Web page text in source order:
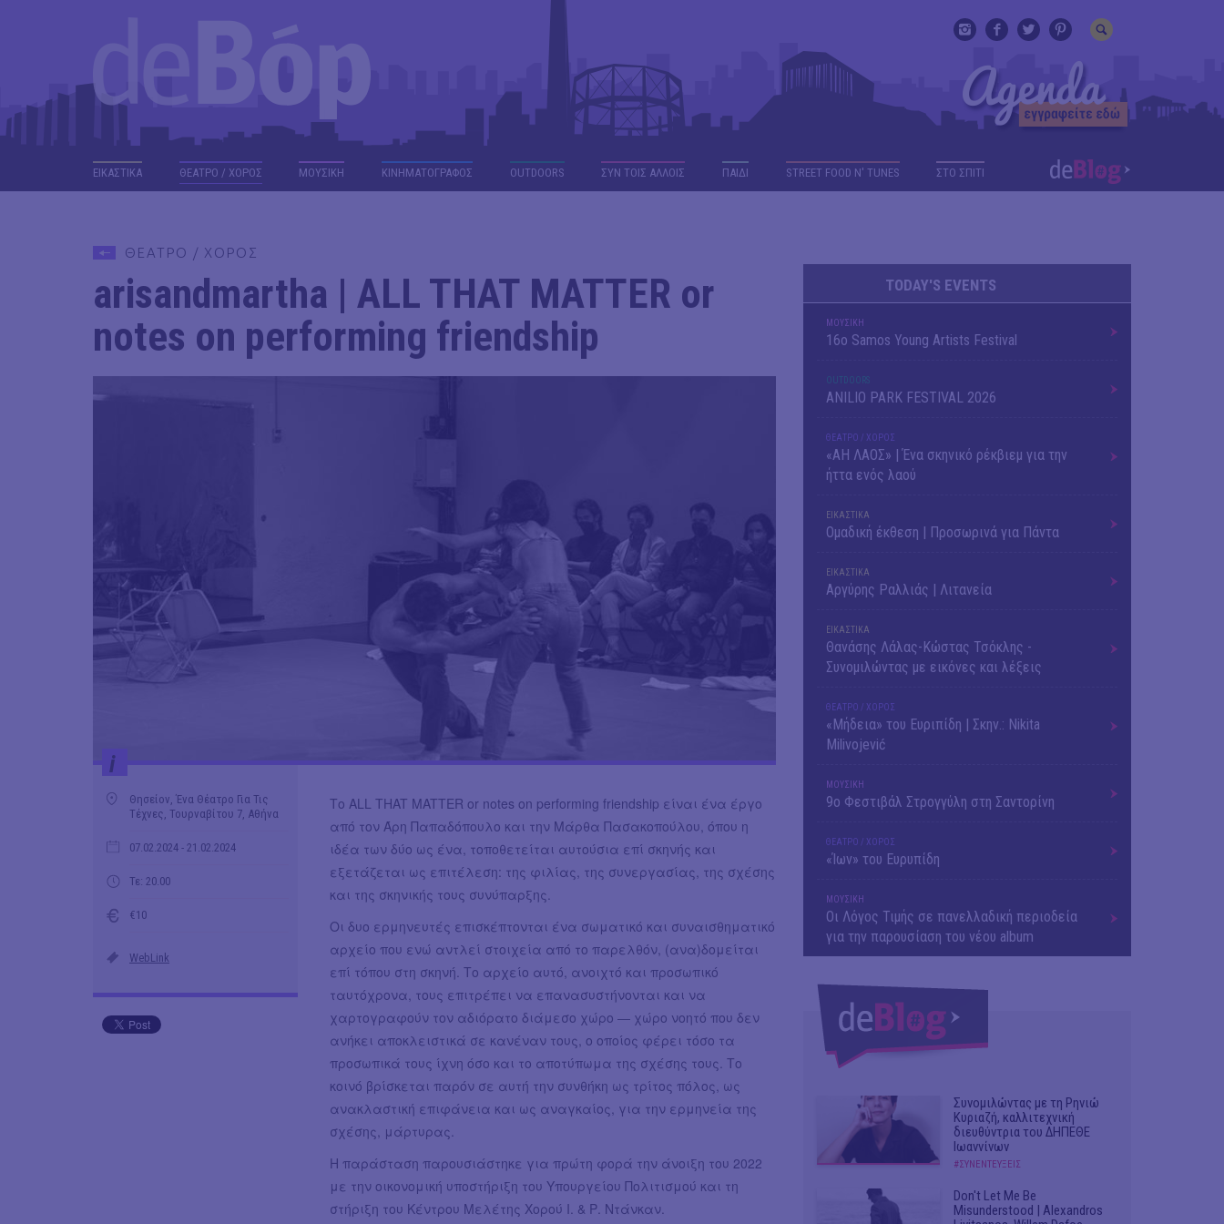
ΕΙΚΑΣΤΙΚΑ ΘΕΑΤΡΟ / ΧΟΡΟΣ ΜΟΥΣΙΚΗ ΚΙΝΗΜΑΤΟΓΡΑΦΟΣ OUTDΟORS ΣΥΝ ΤΟΙΣ ΑΛΛΟΙΣ ΠΑΙΔΙ STREET FOOD N' TUNES ΣΤΟ ΣΠΙΤΙ
ΘΕΑΤΡΟ / ΧΟΡΟΣ
arisandmartha | ALL THAT MATTER or
notes on performing friendship
i
Θησείον, Ένα Θέατρο Για Τις
Τέχνες, Τουρναβίτου 7, Αθήνα
07.02.2024 - 21.02.2024
Τε: 20.00
€10
WebLink
Το ΑLL THAT MATTER or notes on performing friendship είναι ένα έργο
από τον Άρη Παπαδόπουλο και την Μάρθα Πασακοπούλου, όπου η
ιδέα των δύο ως ένα, τοποθετείται αυτούσια επί σκηνής και
εξετάζεται ως επιτέλεση: της φιλίας, της συνεργασίας, της σχέσης
και της σκηνικής τους συνύπαρξης.
Οι δυο ερμηνευτές επισκέπτονται ένα σωματικό και συναισθηματικό
αρχείο που ενώ αντλεί στοιχεία από το παρελθόν, (ανα)δομείται
επί τόπου στη σκηνή. Το αρχείο αυτό, ανοιχτό και προσωπικό
ταυτόχρονα, τους επιτρέπει να επανασυστήνονται και να
χαρτογραφούν τον αδιόρατο διάμεσο χώρο ― χώρο νοητό που δεν
ανήκει αποκλειστικά σε κανέναν τους, ο οποίος φέρει τόσο τα
προσωπικά τους ίχνη όσο και το αποτύπωμα της σχέσης τους. Το
κοινό βρίσκεται παρόν σε αυτή την συνθήκη ως τρίτος πόλος, ως
ανακλαστική επιφάνεια και ως αναγκαίος, για την ερμηνεία της
σχέσης, μάρτυρας.
Η παράσταση παρουσιάστηκε για πρώτη φορά την άνοιξη του 2022
με την οικονομική υποστήριξη του Υπουργείου Πολιτισμού και τη
στήριξη του Κέντρου Μελέτης Χορού Ι. & Ρ. Ντάνκαν.
TODAY'S EVENTS
ΜΟΥΣΙΚΗ
16o Samos Young Artists Festival
OUTDΟORS
ANILIO PARK FESTIVAL 2026
ΘΕΑΤΡΟ / ΧΟΡΟΣ
«ΑΗ ΛΑΟΣ» | Ένα σκηνικό ρέκβιεμ για την
ήττα ενός λαού
ΕΙΚΑΣΤΙΚΑ
Ομαδική έκθεση | Προσωρινά για Πάντα
ΕΙΚΑΣΤΙΚΑ
Αργύρης Ραλλιάς | Λιτανεία
ΕΙΚΑΣΤΙΚΑ
Θανάσης Λάλας-Κώστας Τσόκλης -
Συνομιλώντας με εικόνες και λέξεις
ΘΕΑΤΡΟ / ΧΟΡΟΣ
«Μήδεια» του Ευριπίδη | Σκην.: Nikita
Milivojević
ΜΟΥΣΙΚΗ
9o Φεστιβάλ Στρογγύλη στη Σαντορίνη
ΘΕΑΤΡΟ / ΧΟΡΟΣ
«Ίων» του Ευρυπίδη
ΜΟΥΣΙΚΗ
Οι Λόγος Τιμής σε πανελλαδική περιοδεία
για την παρουσίαση του νέου album
Συνομιλώντας με τη Ρηνιώ
Κυριαζή, καλλιτεχνική
διευθύντρια του ΔΗΠΕΘΕ
Ιωαννίνων
#ΣΥΝΕΝΤΕΥΞΕΙΣ
Don't Let Me Be
Misunderstood | Alexandros